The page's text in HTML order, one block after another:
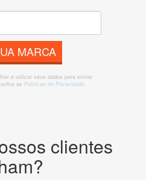
MARCA
e utilizar seus dados para enviar
as Políticas de Privacidade.
clientes